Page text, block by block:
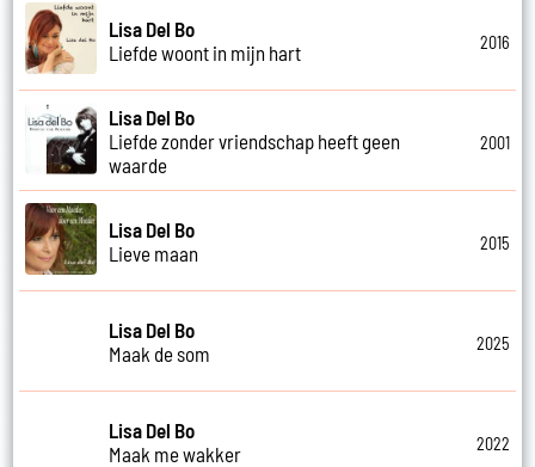
Lisa Del Bo
Liefde woont in mijn hart
2016
Lisa Del Bo
Liefde zonder vriendschap heeft geen
waarde
2001
Lisa Del Bo
Lieve maan
2015
Lisa Del Bo
Maak de som
2025
Lisa Del Bo
Maak me wakker
2022